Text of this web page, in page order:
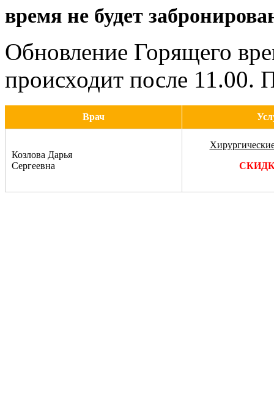
время не будет
Обновление Горящего
происходит после
Врач
Козлова Дарья
Сергеевна